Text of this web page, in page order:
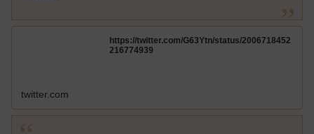
https://twitter.com/G63Ytn/status/2006718452
216774939
twitter.com